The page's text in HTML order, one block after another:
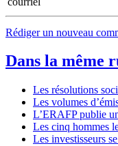
Rédiger un nouveau
Dans la même
Les résolutions
Les volumes
L’ERAFP publie
Les cinq hommes
Les investisseurs